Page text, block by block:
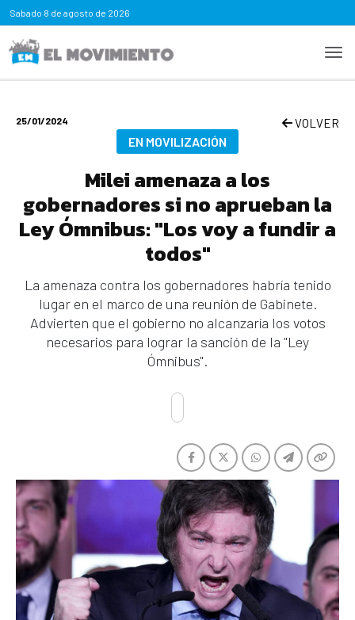
Sabado 8 de agosto de 2026
25/01/2024 VOLVER
EN MOVILIZACIÓN
Milei amenaza a los
gobernadores si no aprueban la
Ley Ómnibus: "Los voy a fundir a
todos"
La amenaza contra los gobernadores habría tenido
lugar en el marco de una reunión de Gabinete.
Advierten que el gobierno no alcanzaría los votos
necesarios para lograr la sanción de la "Ley
Ómnibus".